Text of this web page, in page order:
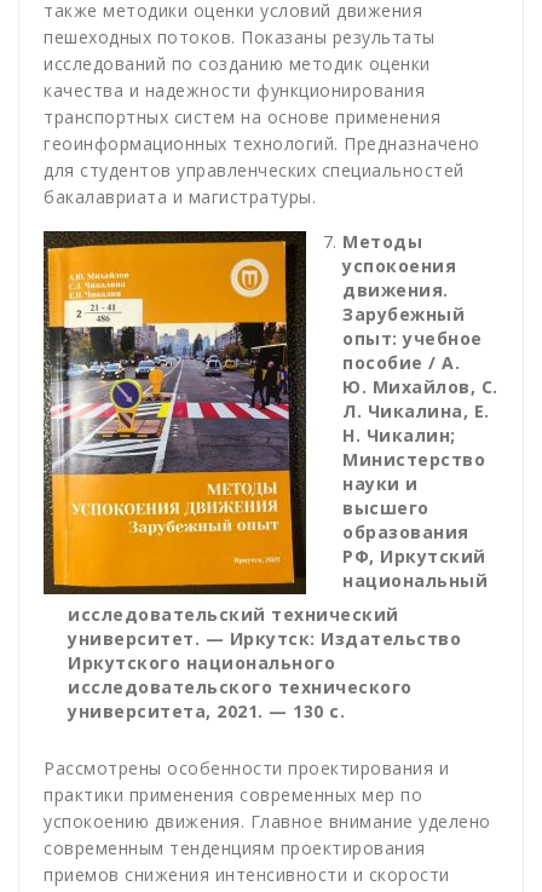
также методики оценки условий движения
пешеходных потоков. Показаны результаты
исследований по созданию методик оценки
качества и надежности функционирования
транспортных систем на основе применения
геоинформационных технологий. Предназначено
для студентов управленческих специальностей
бакалавриата и магистратуры.
Методы
успокоения
движения.
Зарубежный
опыт: учебное
пособие / А.
Ю. Михайлов, С.
Л. Чикалина, Е.
Н. Чикалин;
Министерство
науки и
высшего
образования
РФ, Иркутский
национальный
исследовательский технический
университет. — Иркутск: Издательство
Иркутского национального
исследовательского технического
университета, 2021. — 130 с.
Рассмотрены особенности проектирования и
практики применения современных мер по
успокоению движения. Главное внимание уделено
современным тенденциям проектирования
приемов снижения интенсивности и скорости